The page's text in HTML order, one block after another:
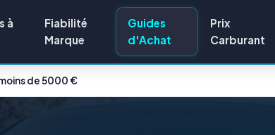
à
Fiabilité
Marque
Guides
d'Achat
Prix
Carburant
de 5000 €